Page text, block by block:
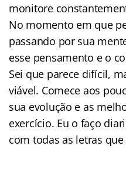
monitore
No momento em que
passando por sua
esse pensamento e o
Sei que parece difícil,
viável. Comece aos
sua evolução e as
exercício. Eu o faço
com todas as letras